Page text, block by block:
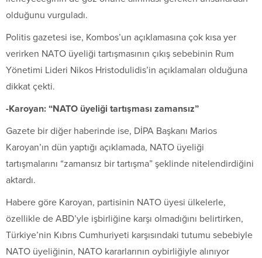
olduğunu vurguladı.
Politis gazetesi ise, Kombos’un açıklamasına çok kısa yer
verirken NATO üyeliği tartışmasının çıkış sebebinin Rum
Yönetimi Lideri Nikos Hristodulidis’in açıklamaları olduğuna
dikkat çekti.
-Karoyan: “NATO üyeliği tartışması zamansız”
Gazete bir diğer haberinde ise, DİPA Başkanı Marios
Karoyan’ın dün yaptığı açıklamada, NATO üyeliği
tartışmalarını “zamansız bir tartışma” şeklinde nitelendirdiğini
aktardı.
Habere göre Karoyan, partisinin NATO üyesi ülkelerle,
özellikle de ABD’yle işbirliğine karşı olmadığını belirtirken,
Türkiye’nin Kıbrıs Cumhuriyeti karşısındaki tutumu sebebiyle
NATO üyeliğinin, NATO kararlarının oybirliğiyle alınıyor